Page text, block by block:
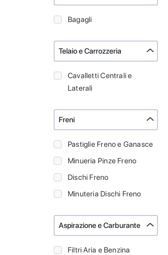
Bagagli
Telaio e Carrozzeria
Cavalletti Centrali e
Laterali
Freni
Pastiglie Freno e Ganasce
Minueria Pinze Freno
Dischi Freno
Minuteria Dischi Freno
Aspirazione e Carburante
Filtri Aria e Benzina